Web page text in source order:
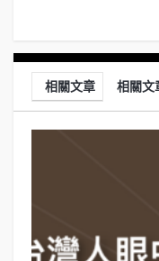
相關文章 相關文